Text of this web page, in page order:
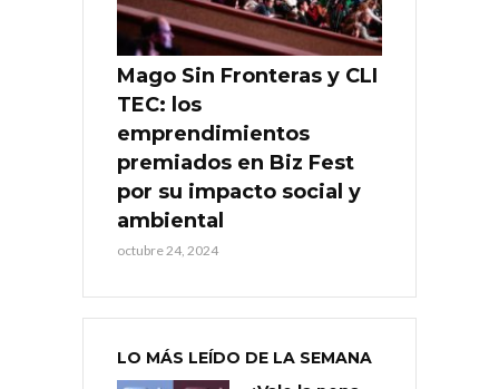
Mago Sin Fronteras y CLI
TEC: los
emprendimientos
premiados en Biz Fest
por su impacto social y
ambiental
octubre 24, 2024
LO MÁS LEÍDO DE LA SEMANA